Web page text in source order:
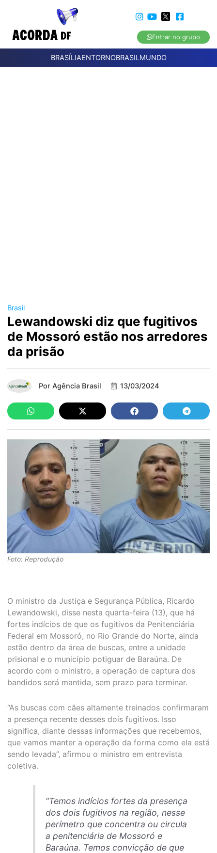
Entrar no grupo
BRASÍLIAENTORNOBRASILMUNDO
Brasil
Lewandowski diz que fugitivos
de Mossoró estão nos arredores
da prisão
Por Agência Brasil 13/03/2024
Foto: Reprodução
O ministro da Justiça e Segurança Pública, Ricardo
Lewandowski, disse nesta quarta-feira (13), que há
fortes indícios de que os fugitivos da Penitenciária
Federal em Mossoró, no Rio Grande do Norte, ainda
estão dentro da área de buscas, entre a unidade
prisional e o município potiguar de Baraúna. De
acordo com o ministro, a operação de captura dos
bandidos será mantida, sem prazo para terminar.
“As buscas com cães altamente treinados confirmaram
a presença recente desses dois fugitivos. Isso
significa, diante dessas informações que recebemos,
que vamos manter a operação da forma como ela está
sendo levada”, afirmou o ministro em entrevista
coletiva.
“Temos indícios fortes da presença
dos dois fugitivos na região, nesse
perímetro que concentra ou circula
a penitenciária de Mossoró e
Baraúna. Temos convicção de que